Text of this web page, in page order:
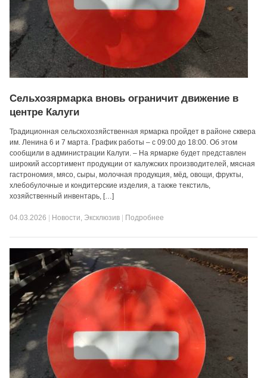
Сельхозярмарка вновь ограничит движение в
центре Калуги
Традиционная сельскохозяйственная ярмарка пройдет в районе сквера
им. Ленина 6 и 7 марта. График работы – с 09:00 до 18:00. Об этом
сообщили в администрации Калуги. – На ярмарке будет представлен
широкий ассортимент продукции от калужских производителей, мясная
гастрономия, мясо, сыры, молочная продукция, мёд, овощи, фрукты,
хлебобулочные и кондитерские изделия, а также текстиль,
хозяйственный инвентарь, […]
04.03.2026 Новости, Эксклюзив Подробнее